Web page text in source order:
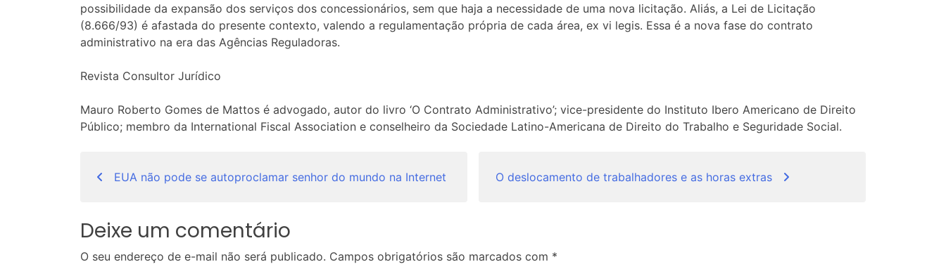
possibilidade da expansão dos serviços dos concessionários, sem que haja a necessidade de uma nova licitação. Aliás, a Lei de Licitação
(8.666/93) é afastada do presente contexto, valendo a regulamentação própria de cada área, ex vi legis. Essa é a nova fase do contrato
administrativo na era das Agências Reguladoras.
Revista Consultor Jurídico
Mauro Roberto Gomes de Mattos é advogado, autor do livro ‘O Contrato Administrativo’; vice-presidente do Instituto Ibero Americano de Direito
Público; membro da International Fiscal Association e conselheiro da Sociedade Latino-Americana de Direito do Trabalho e Seguridade Social.
Navegação
de
Post
EUA não pode se autoproclamar senhor do mundo na Internet O deslocamento de trabalhadores e as horas extras
Deixe um comentário
O seu endereço de e-mail não será publicado. Campos obrigatórios são marcados com *